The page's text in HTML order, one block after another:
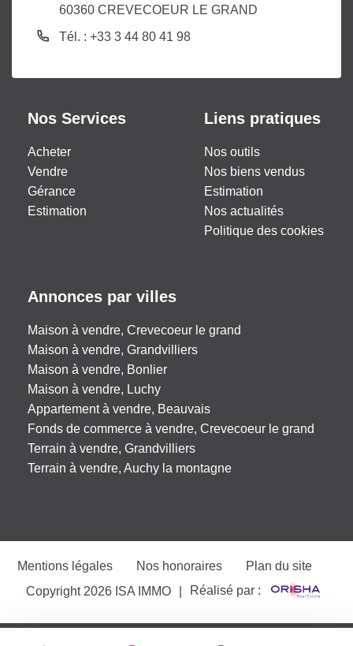
60360 CREVECOEUR LE GRAND
Tél. : +33 3 44 80 41 98
Nos Services
Acheter
Vendre
Gérance
Estimation
Liens pratiques
Nos outils
Nos biens vendus
Estimation
Nos actualités
Politique des cookies
Annonces par villes
Maison à vendre, Crevecoeur le grand
Maison à vendre, Grandvilliers
Maison à vendre, Bonlier
Maison à vendre, Luchy
Appartement à vendre, Beauvais
Fonds de commerce à vendre, Crevecoeur le grand
Terrain à vendre, Grandvilliers
Terrain à vendre, Auchy la montagne
Mentions légales Nos honoraires
Plan du site
Copyright 2026 ISA IMMO
Réalisé par :